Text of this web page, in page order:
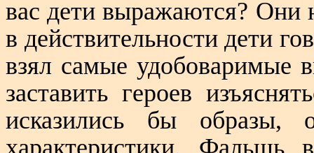
вас дети выражаются? Они
в действительности дети
взял самые удобоваримые
заставить героев
исказились бы
характеристики. Фальшь